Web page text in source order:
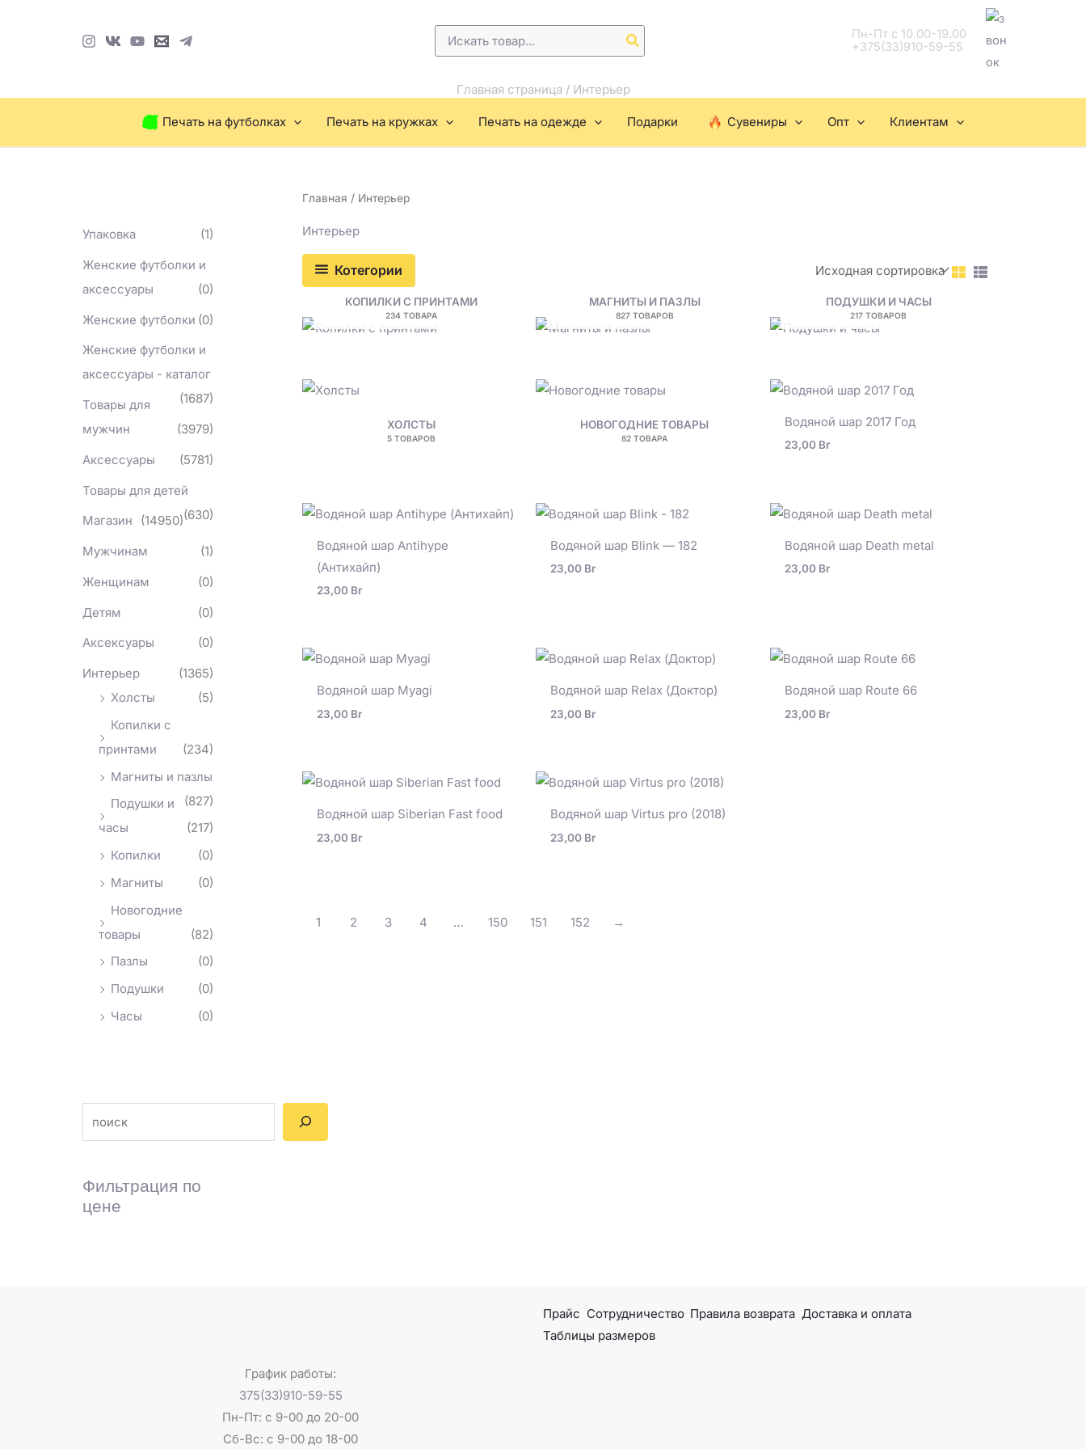
Пн-Пт с 10.00-19.00
+375(33)910-59-55
Главная страница / Интерьер
Печать на футболках Печать на кружках Печать на одежде Подарки Сувениры Опт Клиентам
Упаковка
(1)
Женские футболки и
аксессуары
(0)
Женские футболки (0)
Женские футболки и
аксессуары - каталог
(1687)
Товары для
мужчин
(3979)
Аксессуары
(5781)
Товары для детей
(630)
Магазин
(14950)
Мужчинам
(1)
Женщинам
(0)
Детям
(0)
Аксексуары
(0)
Интерьер
(1365)
Холсты
(5)
Копилки с
принтами
(234)
Магниты и пазлы
(827)
Подушки и
часы
(217)
Копилки
(0)
Магниты
(0)
Новогодние
товары
(82)
Пазлы
(0)
Подушки
(0)
Часы
(0)
о
Фильтрация по
цене
Главная / Интерьер
Интерьер
Котегории
КОПИЛКИ С ПРИНТАМИ
234 ТОВАРА
МАГНИТЫ И ПАЗЛЫ
827 ТОВАРОВ
ПОДУШКИ И ЧАСЫ
217 ТОВАРОВ
ХОЛСТЫ
5 ТОВАРОВ
НОВОГОДНИЕ ТОВАРЫ
82 ТОВАРА
Водяной шар 2017 Год
23,00 Br
Водяной шар Antihype
(Антихайп)
23,00 Br
Водяной шар Blink — 182
23,00 Br
Водяной шар Death metal
23,00 Br
Водяной шар Myagi
23,00 Br
Водяной шар Relax (Доктор)
23,00 Br
Водяной шар Route 66
23,00 Br
Водяной шар Siberian Fast food
23,00 Br
Водяной шар Virtus pro (2018)
23,00 Br
1 2 3 4 … 150 151 152 →
Прайс Сотрудничество Правила возврата Доставка и оплата
Таблицы размеров
График работы:
375(33)910-59-55
Пн-Пт: с 9-00 до 20-00
Сб-Вс: с 9-00 до 18-00